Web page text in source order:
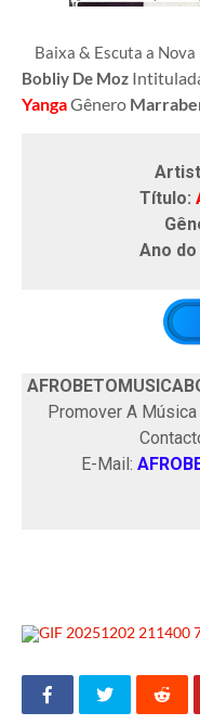
Baixa & Escuta a
Bobliy De Moz
YangaGênero
Título:
Ano
Promover A
E-Mail: